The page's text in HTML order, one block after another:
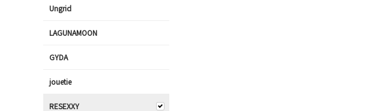
Ungrid
LAGUNAMOON
GYDA
jouetie
RESEXXY